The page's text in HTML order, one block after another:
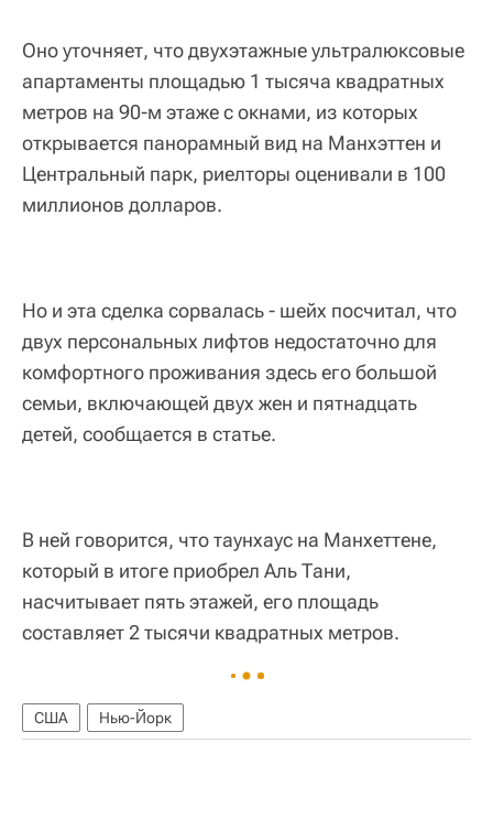
Оно уточняет, что двухэтажные ультралюксовые
апартаменты площадью 1 тысяча квадратных
метров на 90-м этаже с окнами, из которых
открывается панорамный вид на Манхэттен и
Центральный парк, риелторы оценивали в 100
миллионов долларов.
Но и эта сделка сорвалась - шейх посчитал, что
двух персональных лифтов недостаточно для
комфортного проживания здесь его большой
семьи, включающей двух жен и пятнадцать
детей, сообщается в статье.
В ней говорится, что таунхаус на Манхеттене,
который в итоге приобрел Аль Тани,
насчитывает пять этажей, его площадь
составляет 2 тысячи квадратных метров.
США Нью-Йорк